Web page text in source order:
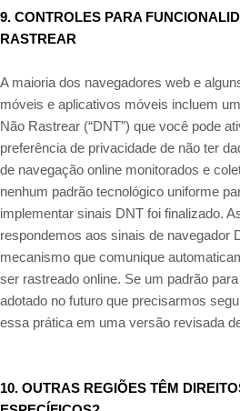
9. CONTROLES PARA
RASTREAR
A maioria dos navegadores web e
móveis e aplicativos móveis incluem
Não Rastrear (“DNT”) que você pode
preferência de privacidade de não ter
de navegação online monitorados e
nenhum padrão tecnológico uniforme
implementar sinais DNT foi finalizado.
respondemos aos sinais de navegador
mecanismo que comunique
ser rastreado online. Se um padrão
adotado no futuro que precisarmos
essa prática em uma versão revisada
10. OUTRAS REGIÕES TÊM